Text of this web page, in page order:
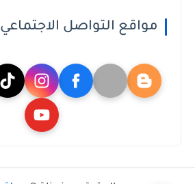
مواقع التواصل الاجتماعي